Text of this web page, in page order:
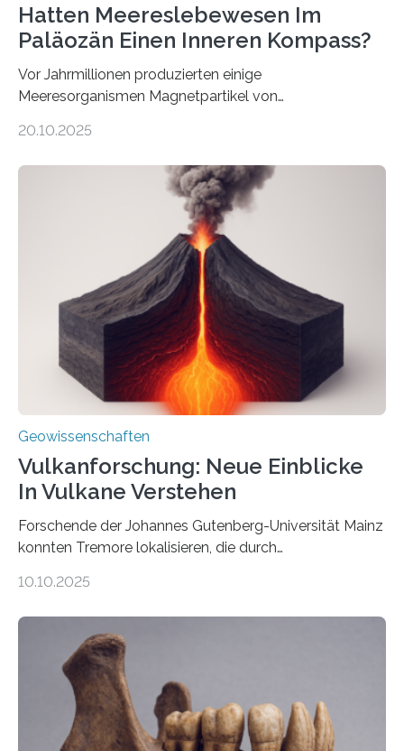
Hatten Meereslebewesen Im
Paläozän Einen Inneren Kompass?
Vor Jahrmillionen produzierten einige
Meeresorganismen Magnetpartikel von
Sedimenten zu finden sind. Nun ist es einem
Domänen auf einem dieser „Riesenmagnetfossilien” mit
einer raffinierten Methode an der Diamond-
Röntgenquelle zu kartieren. Ihre Analyse zeigt, dass
diese Partikel es den Organismen ermöglicht haben
könnten, winzige Schwankungen sowohl in der
Richtung als auch in der Intensität des Erdmagnetfelds
wahrzunehmen. Dadurch konnten sie sich verorten und
über den Ozean navigieren. Vor einigen Jahren…
20.10.2025
Geowissenschaften
Vulkanforschung: Neue Einblicke
In Vulkane Verstehen
Forschende der Johannes Gutenberg-Universität Mainz
konnten Tremore lokalisieren, die durch
Vulkan? Was passiert in der Erde darunter? Wo
erzeugt durch Magma oder Gase, die sich durch
Schlote einen Weg nach oben bahnen? Jun.-Prof. Dr.
Miriam Christina Reiss, Vulkanseismologin an der
Johannes Gutenberg-Universität Mainz (JGU), und ihr
Team haben am Vulkan Oldoinyo Lengai in Tansania
solche Tremore lokalisiert. „Wir konnten die Tremore
10.10.2025